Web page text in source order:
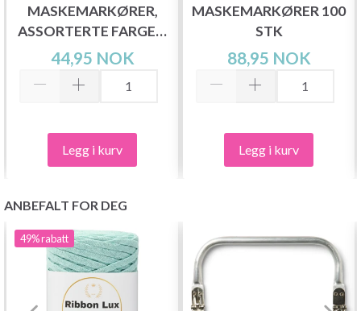
MASKEMARKØRER,
ASSORTERTE FARGER,
25 STK.
44,95 NOK
Legg i kurv
MASKEMARKØRER 100
STK
88,95 NOK
Legg i kurv
ANBEFALT FOR DEG
49%rabatt